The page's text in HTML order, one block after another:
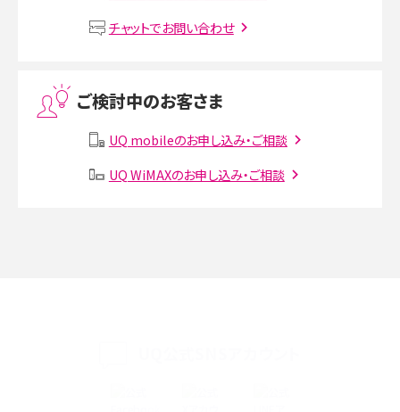
VPN接続とは？仕組みや必要性、メリット・デメリット、接続方法を解説
Instagram（インスタグラム）でスクショするとバレる？バレるケースや撮り方も解
SMSとは？料金やできること、注意点や届かない時の対処法を解説
チャットでお問い合わせ
ご検討中のお客さま
UQ mobileのお申し込み・ご相談
UQ WiMAXのお申し込み・ご相談